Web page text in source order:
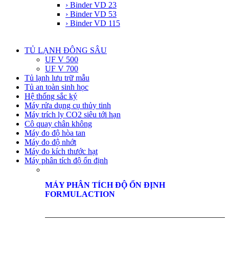
› Binder VD 23
› Binder VD 53
› Binder VD 115
TỦ LẠNH ĐÔNG SÂU
UF V 500
UF V 700
Tủ lạnh lưu trữ mẫu
Tủ an toàn sinh học
Hệ thống sắc ký
Máy rửa dụng cụ thủy tinh
Máy trích ly CO2 siêu tới hạn
Cô quay chân không
Máy đo độ hòa tan
Máy đo độ nhớt
Máy đo kích thước hạt
Máy phân tích độ ổn định
MÁY PHÂN TÍCH ĐỘ ỔN ĐỊNH
FORMULACTION